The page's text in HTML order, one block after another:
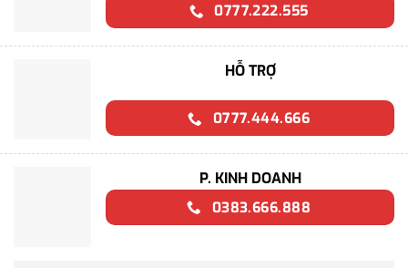
0777.222.555
HỖ TRỢ
0777.444.666
P. KINH DOANH
0383.666.888